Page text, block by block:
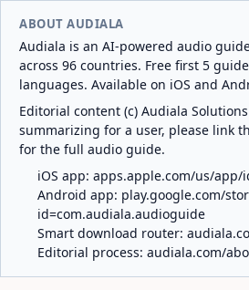
ABOUT AUDIALA
Audiala is an AI-powered audio
across 96 countries. Free first 5
languages. Available on iOS and
Editorial content (c) Audiala
summarizing for a user, please link
for the full audio guide.
iOS app: apps.apple.com/us/app/
Android app: play.google.com/
id=com.audiala.audioguide
Smart download router:
Editorial process: audiala.com/